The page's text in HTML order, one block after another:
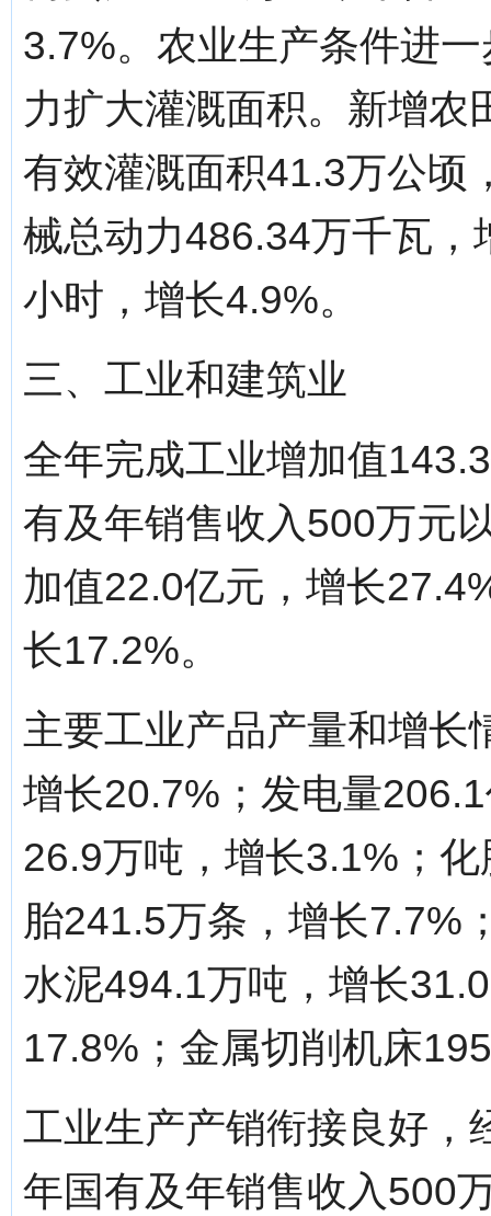
3.7%。农业生产条件进
力扩大灌溉面积。新增农
有效灌溉面积41.3万公顷
械总动力486.34万千瓦
小时，增长4.9%。
三、工业和建筑业
全年完成工业增加值
有及年销售收入500万元
加值22.0亿元，增长
长17.2%。
主要工业产品产量和增长
增长20.7%；发电量
26.9万吨，增长3.1%；
胎241.5万条，增长7.7%
水泥494.1万吨，增长
17.8%；金属切削机床
工业生产产销衔接良好，
年国有及年销售收入500